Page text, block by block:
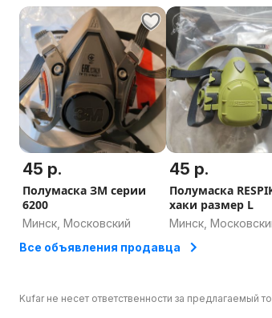
45 р.
Полумаска ЗМ серии
6200
Минск, Московский
45 р.
Полумаска
хаки размер L
Минск,
Все объявления продавца
Kufar не несет ответственности за предлагаемый